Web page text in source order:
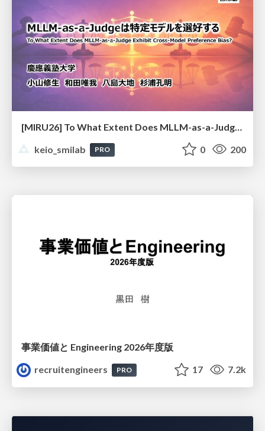
keio_smilab
PRO 0 200
事業価値と Engineering 2026年度版
recruitengineers
PRO 17 7.2k